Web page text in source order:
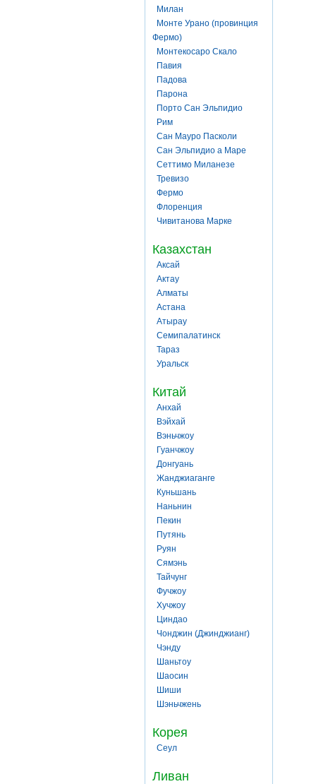
Милан
Монте Урано (провинция
Фермо)
Монтекосаро Скало
Павия
Падова
Парона
Порто Сан Эльпидио
Рим
Сан Мауро Пасколи
Сан Эльпидио а Маре
Сеттимо Миланезе
Тревизо
Фермо
Флоренция
Чивитанова Марке
Казахстан
Аксай
Актау
Алматы
Астана
Атырау
Семипалатинск
Тараз
Уральск
Китай
Анхай
Вэйхай
Вэньчжоу
Гуанчжоу
Донгуань
Жанджиаганге
Куньшань
Наньнин
Пекин
Путянь
Руян
Сямэнь
Тайчунг
Фучжоу
Хучжоу
Циндао
Чонджин (Джинджианг)
Чэнду
Шаньтоу
Шаосин
Шиши
Шэньчжень
Корея
Сеул
Ливан